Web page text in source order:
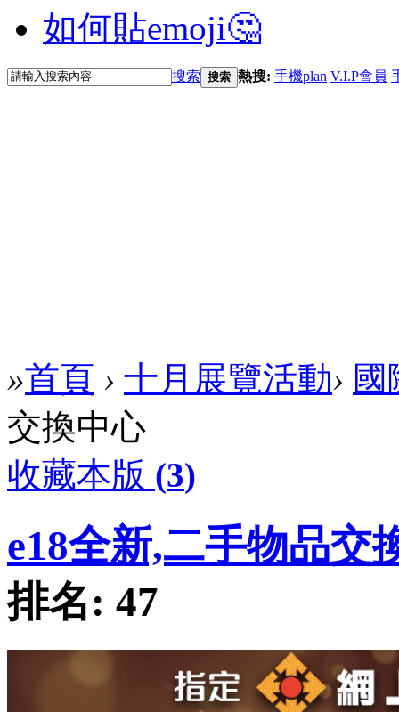
如何貼emoji🤔
搜索 搜索 熱搜: 手機plan V.I.P會員
»首頁 › 十月展覽活動› 國
交換中心
收藏本版 (3)
e18全新,二手物品交
排名: 47